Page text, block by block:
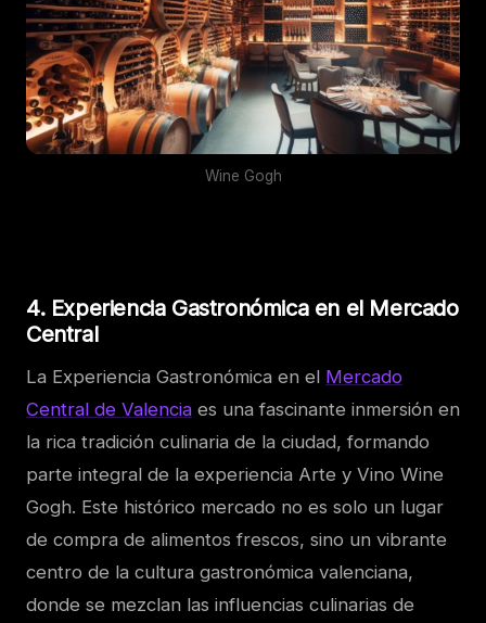
Wine Gogh
4. Experiencia Gastronómica en el Mercado
Central
La Experiencia Gastronómica en el Mercado
Central de Valencia es una fascinante inmersión en
la rica tradición culinaria de la ciudad, formando
parte integral de la experiencia Arte y Vino Wine
Gogh. Este histórico mercado no es solo un lugar
de compra de alimentos frescos, sino un vibrante
centro de la cultura gastronómica valenciana,
donde se mezclan las influencias culinarias de